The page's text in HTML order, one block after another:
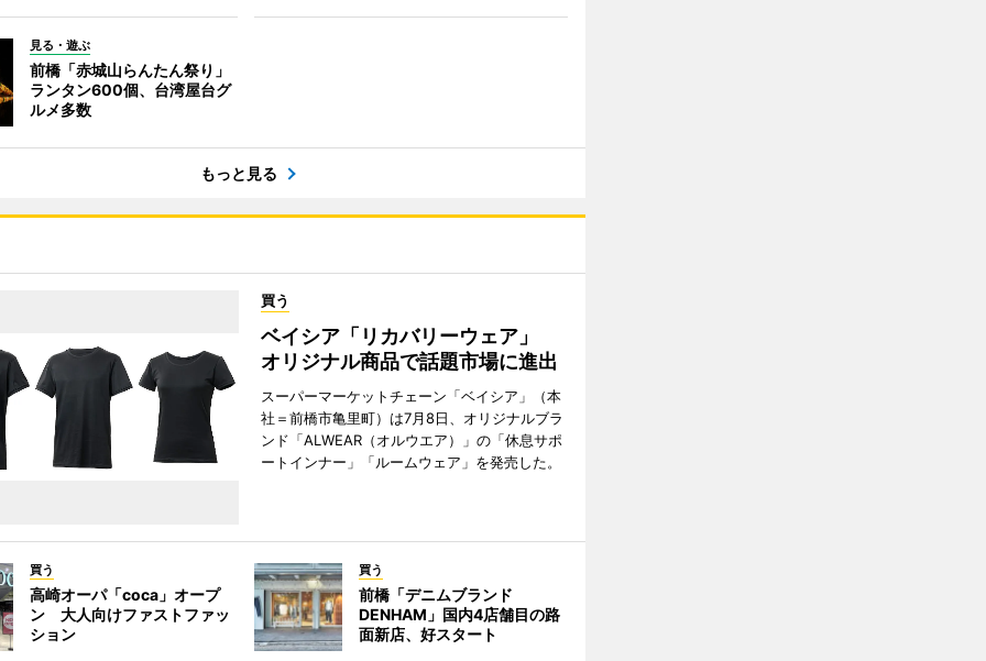
見る・遊ぶ
前橋「赤城山らんたん祭り」
ランタン600個、台湾屋台グ
ルメ多数
もっと見る
買う
ベイシア「リカバリーウェア」
オリジナル商品で話題市場に進出
スーパーマーケットチェーン「ベイシア」（本
社＝前橋市亀里町）は7月8日、オリジナルブラ
ンド「ALWEAR（オルウエア）」の「休息サポ
ートインナー」「ルームウェア」を発売した。
買う
高崎オーパ「coca」オープ
ン 大人向けファストファッ
ション
買う
前橋「デニムブランド
DENHAM」国内4店舗目の路
面新店、好スタート